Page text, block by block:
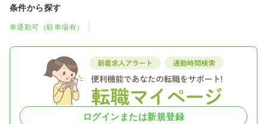
条件から探す
車通勤可（駐車場有）
ログインまたは新規登録